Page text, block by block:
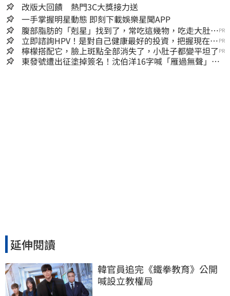
改版大回饋 熱門3C大獎接力送
一手掌握明星動態 即刻下載娛樂星聞APP
腹部脂肪的「剋星」找到了，常吃這幾物，吃走大肚
囊，瘦出小蠻腰
PR
立即諮詢HPV！是對自己健康最好的投資，把握現在不
嫌晚！
PR
檸檬搭配它，臉上斑點全部消失了，小肚子都變平坦了 PR
東發號遭出征塗掉簽名！沈伯洋16字喊「雁過無聲」
延伸閱讀
韓官員追完《鐵拳教育》公開
喊設立教權局